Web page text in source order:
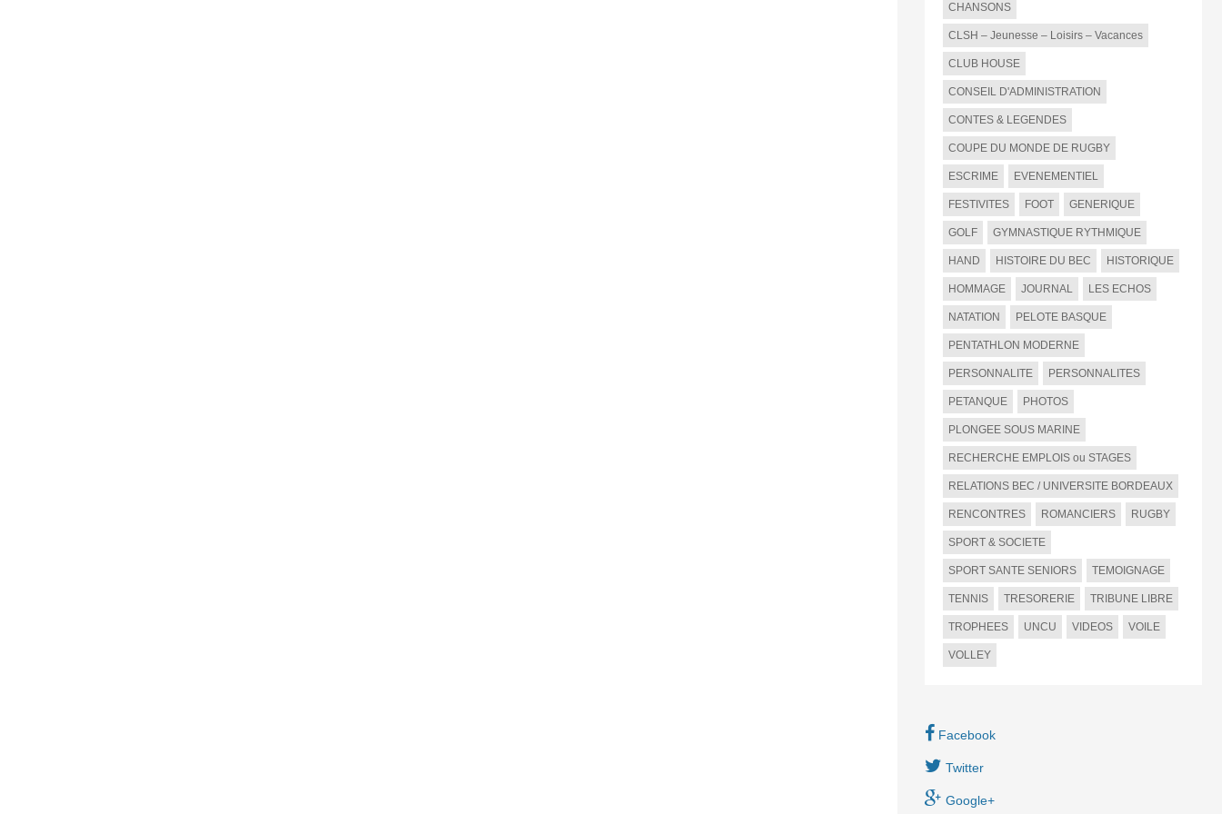
CHANSONS
CLSH – Jeunesse – Loisirs – Vacances
CLUB HOUSE
CONSEIL D'ADMINISTRATION
CONTES & LEGENDES
COUPE DU MONDE DE RUGBY
ESCRIME EVENEMENTIEL
FESTIVITES FOOT GENERIQUE
GOLF GYMNASTIQUE RYTHMIQUE
HAND HISTOIRE DU BEC HISTORIQUE
HOMMAGE JOURNAL LES ECHOS
NATATION PELOTE BASQUE
PENTATHLON MODERNE
PERSONNALITE PERSONNALITES
PETANQUE PHOTOS
PLONGEE SOUS MARINE
RECHERCHE EMPLOIS ou STAGES
RELATIONS BEC / UNIVERSITE BORDEAUX
RENCONTRES ROMANCIERS RUGBY
SPORT & SOCIETE
SPORT SANTE SENIORS TEMOIGNAGE
TENNIS TRESORERIE TRIBUNE LIBRE
TROPHEES UNCU VIDEOS VOILE
VOLLEY
Facebook
Twitter
Google+